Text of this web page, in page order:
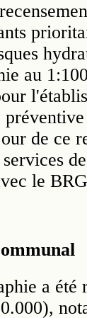
au
de ce
services
le
a été